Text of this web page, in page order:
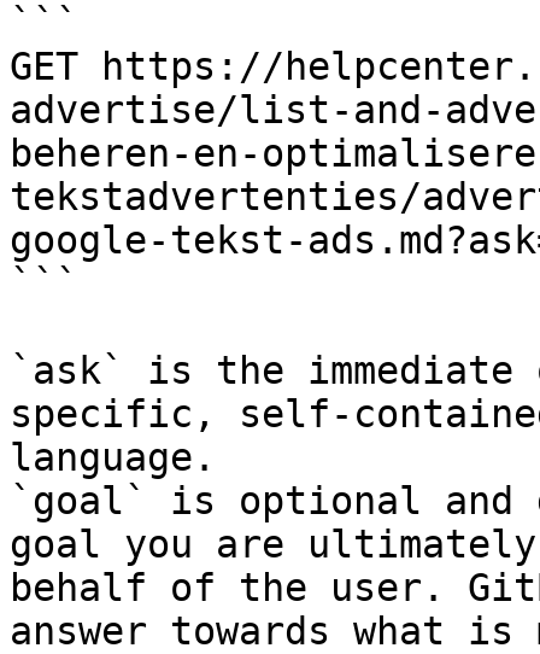
```
GET https://
advertise/list-and-
beheren-en-
tekstadvertenties/
google-tekst-
```
`ask` is the
specific, self-
language.
`goal` is optional and
goal you are
behalf of the user.
answer towards what